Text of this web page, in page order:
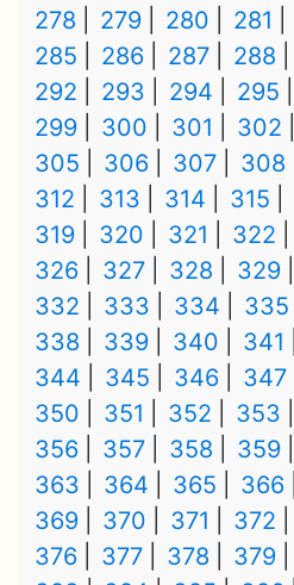
278
279 280 281
285
286 287 288
292
293 294 295
299
300 301 302
305
306 307 308
312
313 314 315
319
320 321 322
326
327 328 329
332
333 334 335
338
339 340 341
344
345 346 347
350
351 352 353
356
357 358 359
363
364 365 366
369
370 371 372
376
377 378 379